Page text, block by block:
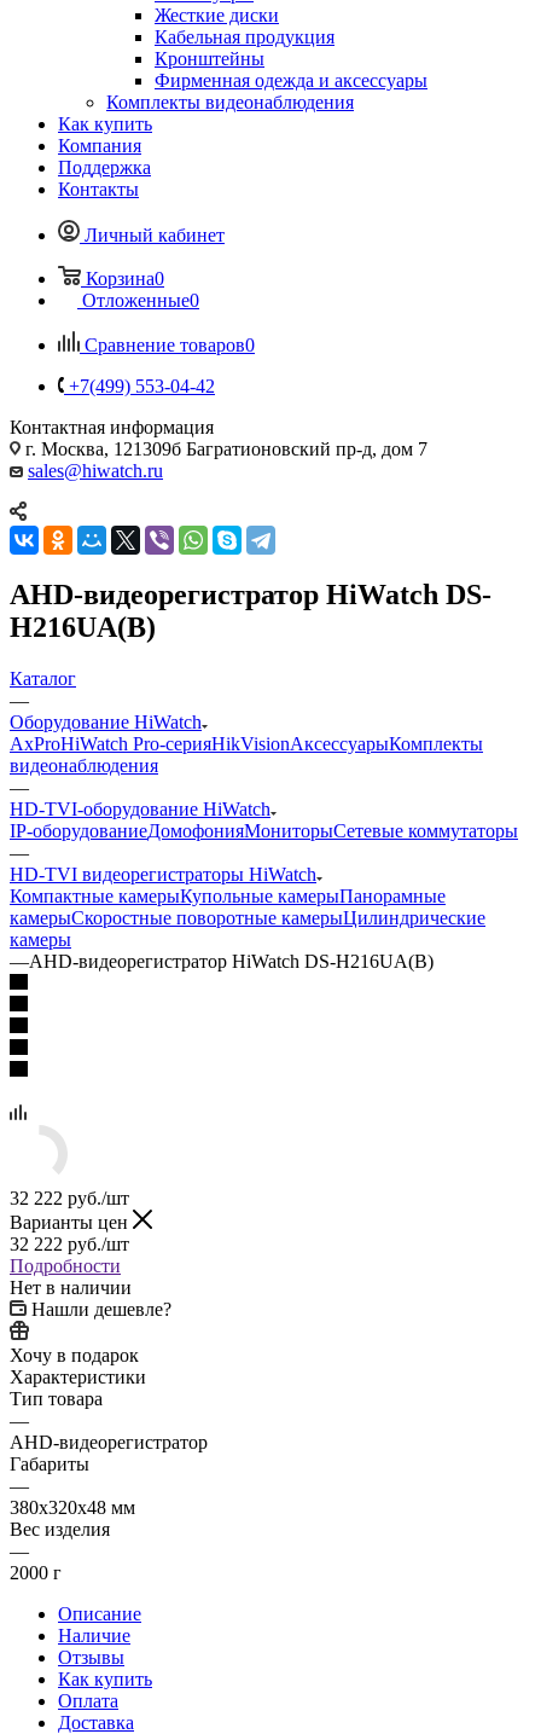
Жесткие диски
Кабельная продукция
Кронштейны
Фирменная одежда и аксессуары
Комплекты видеонаблюдения
Как купить
Компания
Поддержка
Контакты
Личный кабинет
Корзина0
Отложенные0
Сравнение товаров0
+7(499) 553-04-42
Контактная информация
г. Москва, 121309б Багратионовский пр-д, дом 7
sales@hiwatch.ru
AHD-видеорегистратор HiWatch DS-
H216UA(B)
Каталог
—
Оборудование HiWatch
AxProHiWatch Pro-серияHikVisionАксессуарыКомплекты
видеонаблюдения
—
HD-TVI-оборудование HiWatch
IP-оборудованиеДомофонияМониторыСетевые коммутаторы
—
HD-TVI видеорегистраторы HiWatch
Компактные камерыКупольные камерыПанорамные
камерыСкоростные поворотные камерыЦилиндрические
камеры
—AHD-видеорегистратор HiWatch DS-H216UA(B)
32 222 руб./шт
Варианты цен
32 222 руб./шт
Подробности
Нет в наличии
Нашли дешевле?
Хочу в подарок
Характеристики
Тип товара
—
AHD-видеорегистратор
Габариты
—
380x320x48 мм
Вес изделия
—
2000 г
Описание
Наличие
Отзывы
Как купить
Оплата
Доставка